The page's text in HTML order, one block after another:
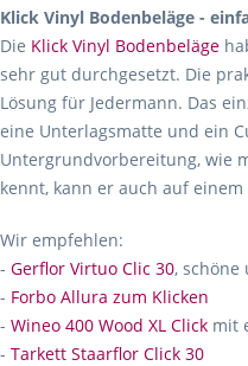
Klick Vinyl Bodenbeläge -
Die Klick Vinyl Bodenbeläge
sehr gut durchgesetzt. Die
Lösung für Jedermann. Das
eine Unterlagsmatte und ein
Untergrundvorbereitung, wie
kennt, kann er auch auf
Wir empfehlen:
- Gerflor Virtuo Clic 30, schöne
- Forbo Allura zum Klicken
- Wineo 400 Wood XL Click mit
- Tarkett Staarflor Click 30